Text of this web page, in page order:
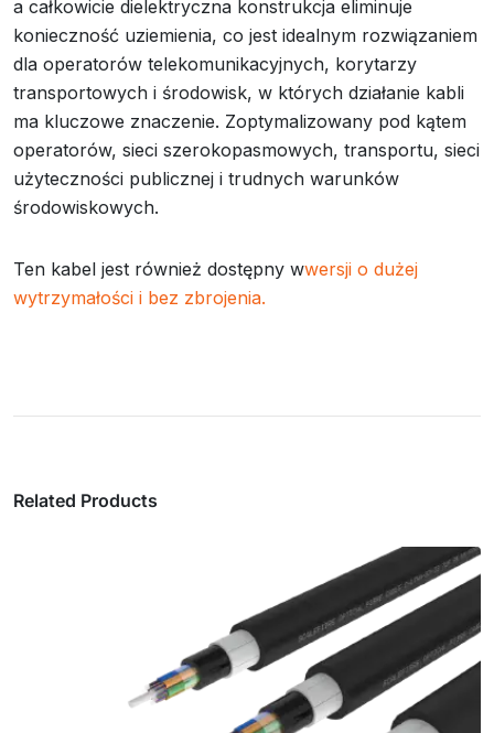
a całkowicie dielektryczna konstrukcja eliminuje
konieczność uziemienia, co jest idealnym rozwiązaniem
dla operatorów telekomunikacyjnych, korytarzy
transportowych i środowisk, w których działanie kabli
ma kluczowe znaczenie. Zoptymalizowany pod kątem
operatorów, sieci szerokopasmowych, transportu, sieci
użyteczności publicznej i trudnych warunków
środowiskowych.
Ten kabel jest również dostępny wwersji o dużej
wytrzymałości i bez zbrojenia.
Related Products